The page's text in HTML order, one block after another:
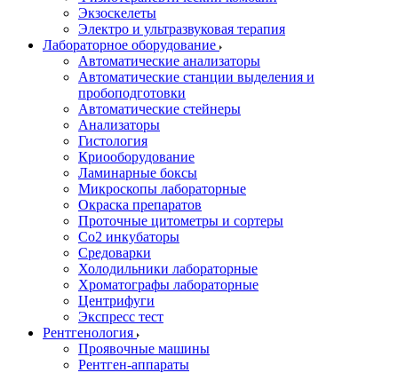
Экзоскелеты
Электро и ультразвуковая терапия
Лабораторное оборудование
Автоматические анализаторы
Автоматические станции выделения и
пробоподготовки
Автоматические стейнеры
Анализаторы
Гистология
Криооборудование
Ламинарные боксы
Микроскопы лабораторные
Окраска препаратов
Проточные цитометры и сортеры
Со2 инкубаторы
Средоварки
Холодильники лабораторные
Хроматографы лабораторные
Центрифуги
Экспресс тест
Рентгенология
Проявочные машины
Рентген-аппараты